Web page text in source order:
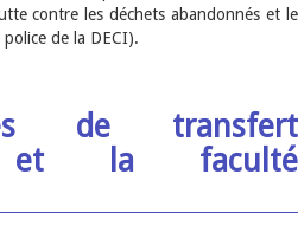
contre les déchets abandonnés et le
de la DECI).
de transfert
et la faculté